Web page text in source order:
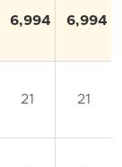
6,994 6,994
21 21